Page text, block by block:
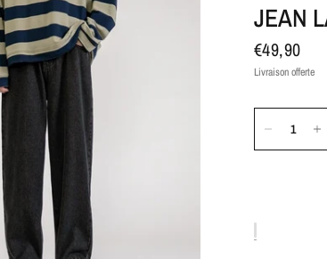
JEAN
€49,90
Livraison offerte